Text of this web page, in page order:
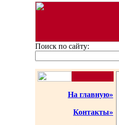
Поиск по сайту:
На главную»
Контакты»